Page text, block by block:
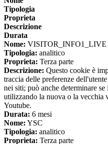
Tipologia
Proprieta
Descrizione
Durata
Nome: VISITOR_INFO1_LIVE
Tipologia: analitico
Proprieta: Terza parte
Descrizione: Questo cookie è
traccia delle preferenze
nei siti; può anche determinare
utilizzando la nuova o la vecchia
Youtube.
Durata: 6 mesi
Nome: YSC
Tipologia: analitico
Proprieta: Terza parte